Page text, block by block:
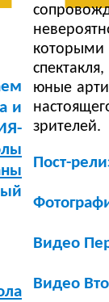
и
которыми
юные
зрителей.
Пост-
Видео
Видео